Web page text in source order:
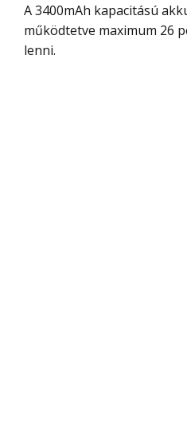
A 3400mAh kapacitású akkumulátora által
működtetve maximum 26
lenni.